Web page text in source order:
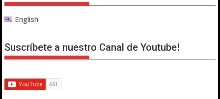
English
Suscríbete a nuestro Canal de Youtube!